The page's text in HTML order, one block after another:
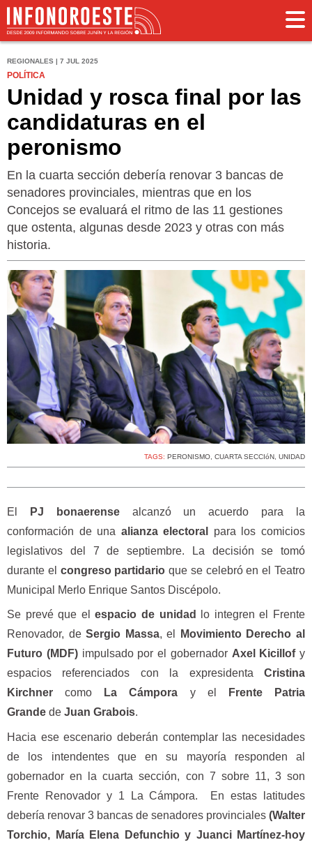
REGIONALES | 7 JUL 2025
POLÍTICA
Unidad y rosca final por las
candidaturas en el
peronismo
En la cuarta sección debería renovar 3 bancas de
senadores provinciales, mientras que en los
Concejos se evaluará el ritmo de las 11 gestiones
que ostenta, algunas desde 2023 y otras con más
historia.
TAGS: PERONISMO, CUARTA SECCIóN, UNIDAD
El PJ bonaerense alcanzó un acuerdo para la
conformación de una alianza electoral
para los comicios
legislativos del 7 de septiembre. La decisión se tomó
durante el congreso partidario que se celebró en el Teatro
Municipal Merlo Enrique Santos Discépolo.
Se prevé que elespacio de unidad
lo integren el Frente
Renovador, deSergio Massa, el
Movimiento Derecho al
Futuro (MDF) impulsado por el gobernadorAxel Kicillofy
espacios referenciados con la expresidenta Cristina
Kirchnercomo La Cámpora y el
Frente Patria
Grande de Juan Grabois.
Hacia ese escenario deberán contemplar las necesidades
de los intendentes que en su mayoría responden al
gobernador en la cuarta sección, con 7 sobre 11, 3 son
Frente Renovador y 1 La Cámpora. En estas latitudes
debería renovar 3 bancas de senadores provinciales (Walter
Torchio, María Elena Defunchio y Juanci Martínez-hoy